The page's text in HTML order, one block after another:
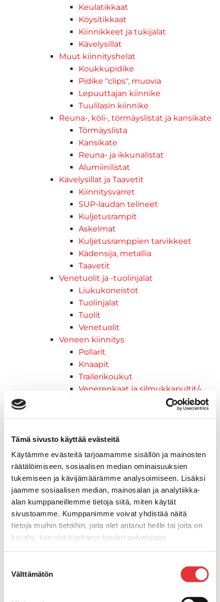
Tämä sivusto käyttää evästeitä
Käytämme evästeitä tarjoamamme sisällön ja mainosten
räätälöimiseen, sosiaalisen median ominaisuuksien
tukemiseen ja kävijämäärämme analysoimiseen. Lisäksi
jaamme sosiaalisen median, mainosalan ja analytiikka-
alan kumppaneillemme tietoja siitä, miten käytät
sivustoamme. Kumppanimme voivat yhdistää näitä
tietoja muihin tietoihin, joita olet antanut heille tai joita on
kerätty, kun olet käyttänyt heidän palvelujaan.
valinta
Välttämätön
Keulatikkaat
Köysitikkaat
Kiinnikkeet ja tukijalat
Kävelysillat
Muut kiinnityshelat
Koukkupidike
Pidike "clips", muovia
Lepuuttajan kiinnike
Tuulilasin kiinnike
Reuna-, köli-, törmäyslistat ja kansikate
Törmäyslista
Kansikate
Reuna- ja ikkunalistat
Alumiinilistat
Kävelysillat ja Taavetit
Kiinnitysvarret
SUP-laudan telineet
Kuljetusrampit
Askelmat
Kuljetusramppien tarvikkeet
Kädensija, metallia
Taavetit
Venetuolit ja -tuolinjalat
Liukukoneistot
Tuolinjalat
Tuolit
Venetuolit
Veneen kiinnitys
Pollarit
Knaapit
Trailerikoukut
Venerenkaat ja silmukkapultit/-
Jätevesi
Kansiruuvikkeiden varaosat
Muoviseokset
Polttoaine
Kansiruuvikkeitten varaosat
Makea vesi
Keula- ja uimatasot
Uimatasot
Keulatasot